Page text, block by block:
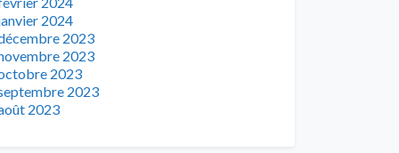
2024
2023
2023
2023
2023
2023